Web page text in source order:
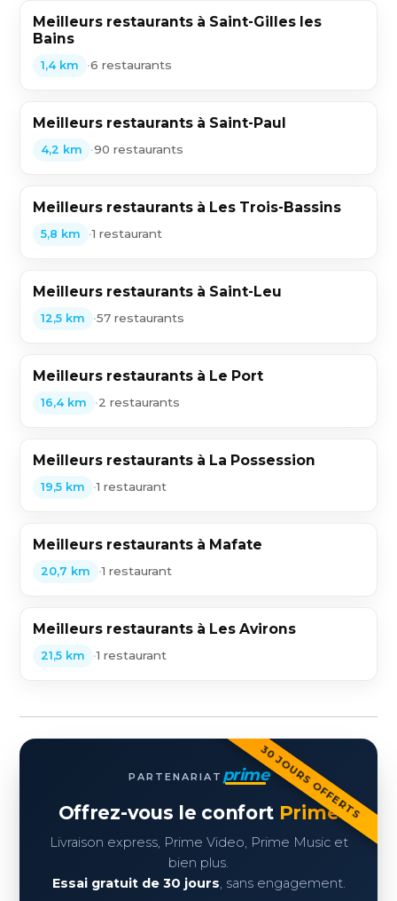
Meilleurs restaurants à Saint-Gilles les
Bains
1,4 km •6 restaurants
Meilleurs restaurants à Saint-Paul
4,2 km •90 restaurants
Meilleurs restaurants à Les Trois-Bassins
5,8 km •1 restaurant
Meilleurs restaurants à Saint-Leu
12,5 km •57 restaurants
Meilleurs restaurants à Le Port
16,4 km •2 restaurants
Meilleurs restaurants à La Possession
19,5 km •1 restaurant
Meilleurs restaurants à Mafate
20,7 km •1 restaurant
Meilleurs restaurants à Les Avirons
21,5 km •1 restaurant
30 JOURS OFFERTS
PARTENARIAT prime
Offrez-vous le confort Prime
Livraison express, Prime Video, Prime Music et
bien plus.
Essai gratuit de 30 jours , sans engagement.